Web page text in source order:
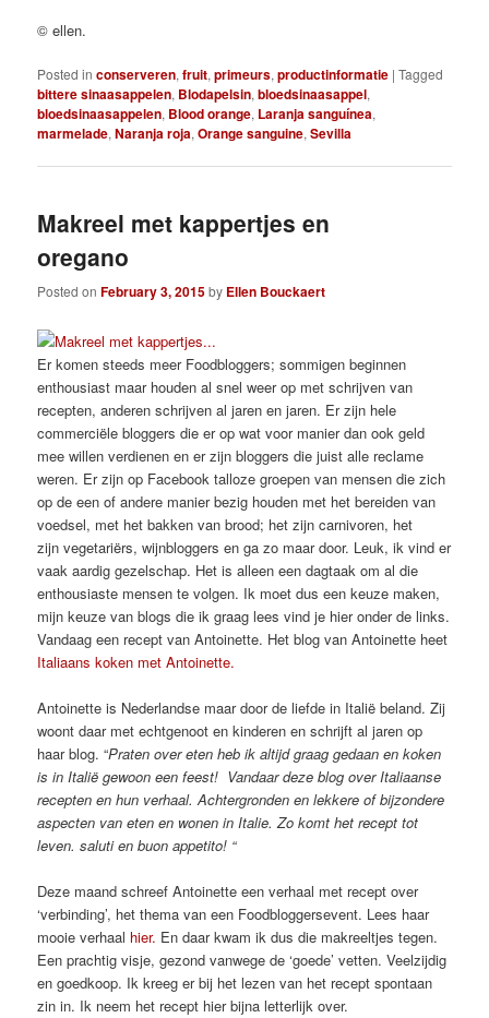
© ellen.
Posted in conserveren,fruit,primeurs,productinformatie |Tagged
bittere sinaasappelen, Blodapelsin,bloedsinaasappel,
bloedsinaasappelen, Blood orange, Laranja sanguínea,
marmelade,Naranja roja,Orange sanguine,Sevilla
Makreel met kappertjes en
oregano
Posted onFebruary 3, 2015by Ellen Bouckaert
Er komen steeds meer Foodbloggers; sommigen beginnen
enthousiast maar houden al snel weer op met schrijven van
recepten, anderen schrijven al jaren en jaren. Er zijn hele
commerciële bloggers die er op wat voor manier dan ook geld
mee willen verdienen en er zijn bloggers die juist alle reclame
weren. Er zijn op Facebook talloze groepen van mensen die zich
op de een of andere manier bezig houden met het bereiden van
voedsel, met het bakken van brood; het zijn carnivoren, het
zijn vegetariërs, wijnbloggers en ga zo maar door. Leuk, ik vind er
vaak aardig gezelschap. Het is alleen een dagtaak om al die
enthousiaste mensen te volgen. Ik moet dus een keuze maken,
mijn keuze van blogs die ik graag lees vind je hier onder de links.
Vandaag een recept van Antoinette. Het blog van Antoinette heet
Italiaans koken met Antoinette.
Antoinette is Nederlandse maar door de liefde in Italië beland. Zij
woont daar met echtgenoot en kinderen en schrijft al jaren op
haar blog. “Praten over eten heb ik altijd graag gedaan en koken
is in Italië gewoon een feest! Vandaar deze blog over Italiaanse
recepten en hun verhaal. Achtergronden en lekkere of bijzondere
aspecten van eten en wonen in Italie. Zo komt het recept tot
leven. saluti en buon appetito! “
Deze maand schreef Antoinette een verhaal met recept over
‘verbinding’, het thema van een Foodbloggersevent. Lees haar
mooie verhaal hier. En daar kwam ik dus die makreeltjes tegen.
Een prachtig visje, gezond vanwege de ‘goede’ vetten. Veelzijdig
en goedkoop. Ik kreeg er bij het lezen van het recept spontaan
zin in. Ik neem het recept hier bijna letterlijk over.